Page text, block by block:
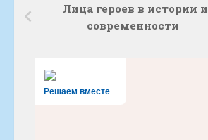
Лица героев в истории и
современности
Решаем вместе